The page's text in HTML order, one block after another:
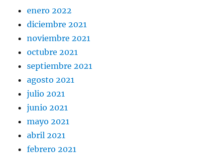
enero 2022
diciembre 2021
noviembre 2021
octubre 2021
septiembre 2021
agosto 2021
julio 2021
junio 2021
mayo 2021
abril 2021
febrero 2021